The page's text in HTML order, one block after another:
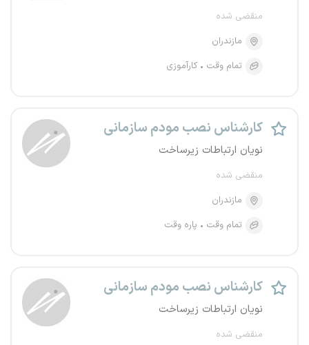
منقضی شده
مازندران
تمام وقت
کارآموزی
کارشناس نصب مودم سازمانی
نویان ارتباطات زیرساخت
منقضی شده
مازندران
تمام وقت
پاره وقت
کارشناس نصب مودم سازمانی
نویان ارتباطات زیرساخت
منقضی شده